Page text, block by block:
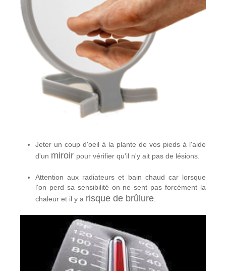
Jeter un coup d'oeil à la plante de vos pieds à l'aide
d'un miroir pour vérifier qu'il n'y ait pas de lésions
Attention aux radiateurs et bain chaud car lorsque
l'on perd sa sensibilité on ne sent pas forcément la
chaleur et il y a risque de brûlure